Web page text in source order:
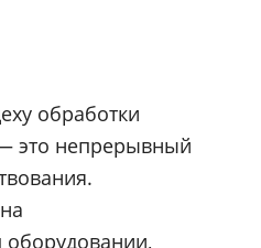
обработки
это непрерывный